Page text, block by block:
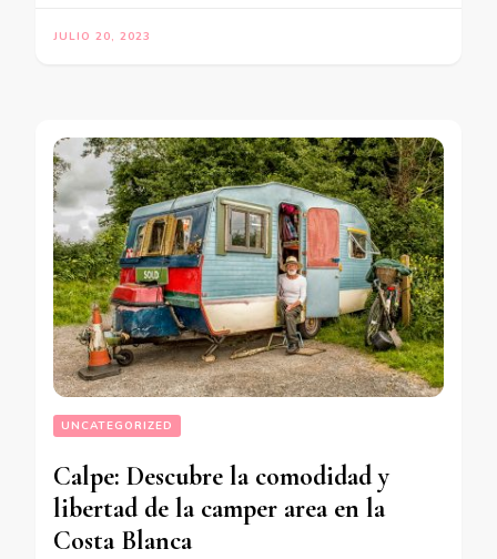
JULIO 20, 2023
UNCATEGORIZED
Calpe: Descubre la comodidad y
libertad de la camper area en la
Costa Blanca